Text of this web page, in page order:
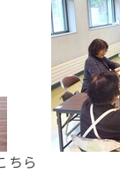
ちら